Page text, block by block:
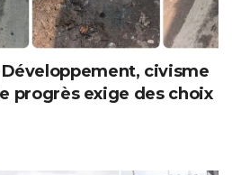
Développement, civisme
progrès exige des choix